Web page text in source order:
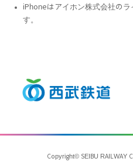
iPhoneはアイホン株式会社の
す。
Copyright© SEIBU RAILWAY